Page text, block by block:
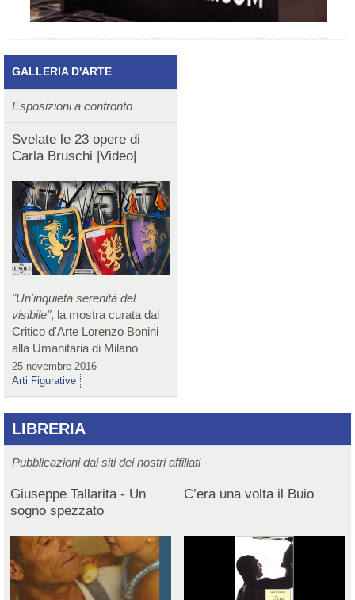
GALLERIA D'ARTE
Esposizioni a confronto
Svelate le 23 opere di
Carla Bruschi |Video|
"Un'inquieta serenità del
visibile", la mostra curata dal
Critico d'Arte Lorenzo Bonini
alla Umanitaria di Milano
25 novembre 2016
Arti Figurative
LIBRERIA
Pubblicazioni dai siti dei nostri affiliati
Giuseppe Tallarita - Un
sogno spezzato
C’era una volta il Buio